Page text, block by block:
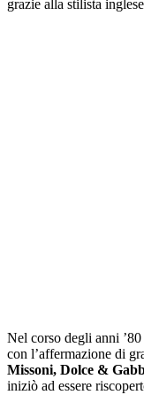
grazie alla stilista inglese
Nel corso degli anni
con l’affermazione di
Missoni, Dolce &
iniziò ad essere